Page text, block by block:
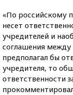
«По российскому
несет
учредителей и
соглашения
предполагал бы
учредителя, то
ответственности